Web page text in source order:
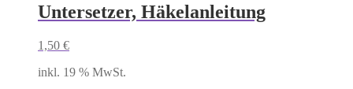
Untersetzer, Häkelanleitung
1,50 €
inkl. 19 % MwSt.